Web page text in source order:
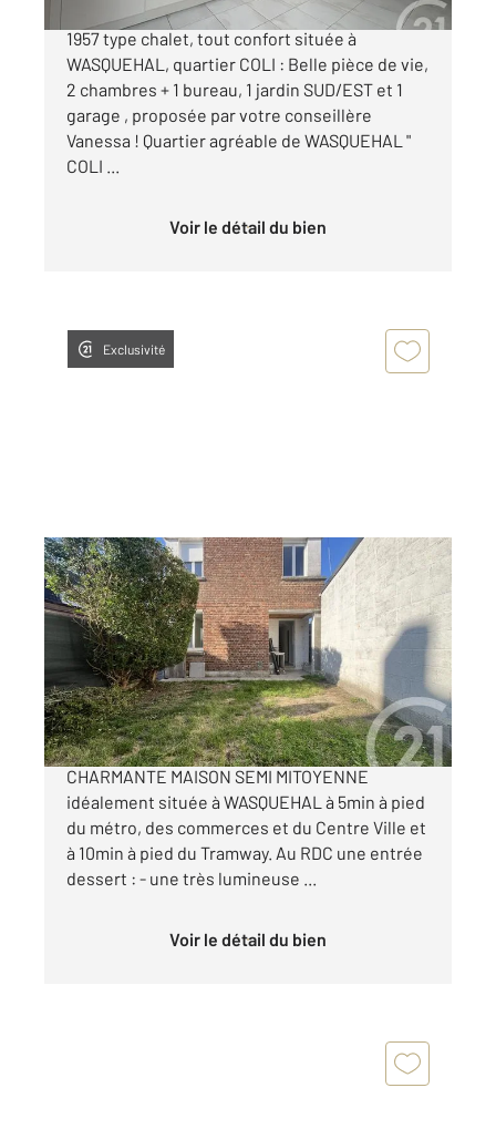
Charmante MAISON SEMI INDIVIDUELLE de
1957 type chalet, tout confort située à
WASQUEHAL, quartier COLI : Belle pièce de vie,
2 chambres + 1 bureau, 1 jardin SUD/EST et 1
garage , proposée par votre conseillère
Vanessa ! Quartier agréable de WASQUEHAL "
COLI ...
Voir le détail du bien
Exclusivité
WASQUEHAL 59
74 m2, 4 pièces
Ref : 382
Maison à vendre
262 000 €
Exclusivité Century21 ! Venez découvrir cette
CHARMANTE MAISON SEMI MITOYENNE
idéalement située à WASQUEHAL à 5min à pied
du métro, des commerces et du Centre Ville et
à 10min à pied du Tramway. Au RDC une entrée
dessert : - une très lumineuse ...
Voir le détail du bien